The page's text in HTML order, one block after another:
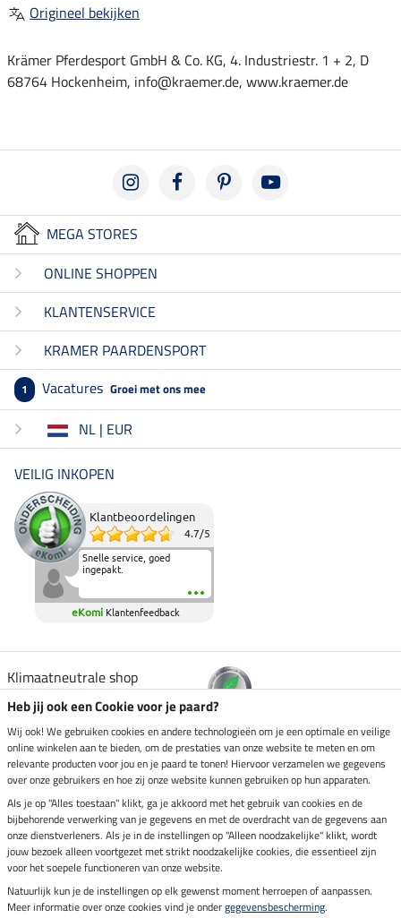
Origineel bekijken
Krämer Pferdesport GmbH & Co. KG, 4. Industriestr. 1 + 2, D
68764 Hockenheim, info@kraemer.de, www.kraemer.de
MEGA STORES
ONLINE SHOPPEN
KLANTENSERVICE
KRAMER PAARDENSPORT
1 Vacatures Groei met ons mee
NL | EUR
VEILIG INKOPEN
Klantbeoordelingen
4.7/5
Snelle service, goed
ingepakt.
eKomi Klantenfeedback
Klimaatneutrale shop
Verzending per
Veilig betalen met
Impressum
Heb jij ook een Cookie voor je paard?
Wij ook! We gebruiken cookies en andere technologieën om je een optimale en veilige
online winkelen aan te bieden, om de prestaties van onze website te meten en om
relevante producten voor jou en je paard te tonen! Hiervoor verzamelen we gegevens
over onze gebruikers en hoe zij onze website kunnen gebruiken op hun apparaten.
Als je op "Alles toestaan" klikt, ga je akkoord met het gebruik van cookies en de
bijbehorende verwerking van je gegevens en met de overdracht van de gegevens aan
onze dienstverleners. Als je in de instellingen op "Alleen noodzakelijke" klikt, wordt
jouw bezoek alleen voortgezet met strikt noodzakelijke cookies, die essentieel zijn
voor het soepele functioneren van onze website.
Natuurlijk kun je de instellingen op elk gewenst moment herroepen of aanpassen.
Meer informatie over onze cookies vind je ondergegevensbescherming.